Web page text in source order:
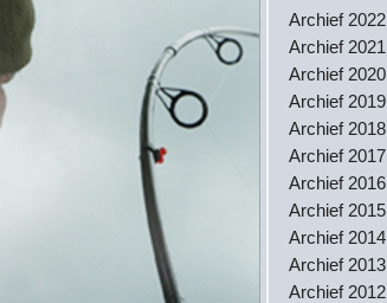
Archief 2022
Archief 2021
Archief 2020
Archief 2019
Archief 2018
Archief 2017
Archief 2016
Archief 2015
Archief 2014
Archief 2013
Archief 2012